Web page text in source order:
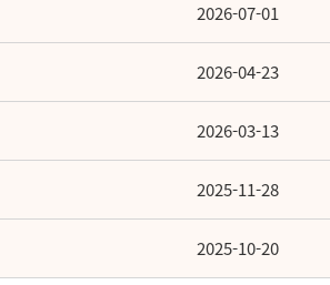
2026-07-01
2026-04-23
2026-03-13
2025-11-28
2025-10-20